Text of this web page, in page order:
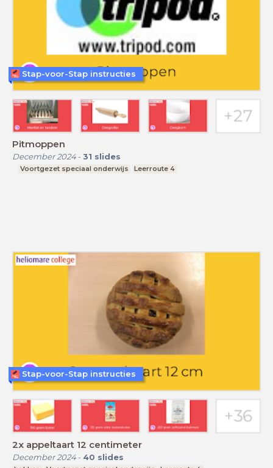
Pitmoppen
December 2024- 31 slides
Voortgezet speciaal onderwijs Leerroute 4
Stap-voor-Stap instructies
2x appeltaart 12 centimeter
December 2024- 40 slides
Stap-voor-Stap instructies